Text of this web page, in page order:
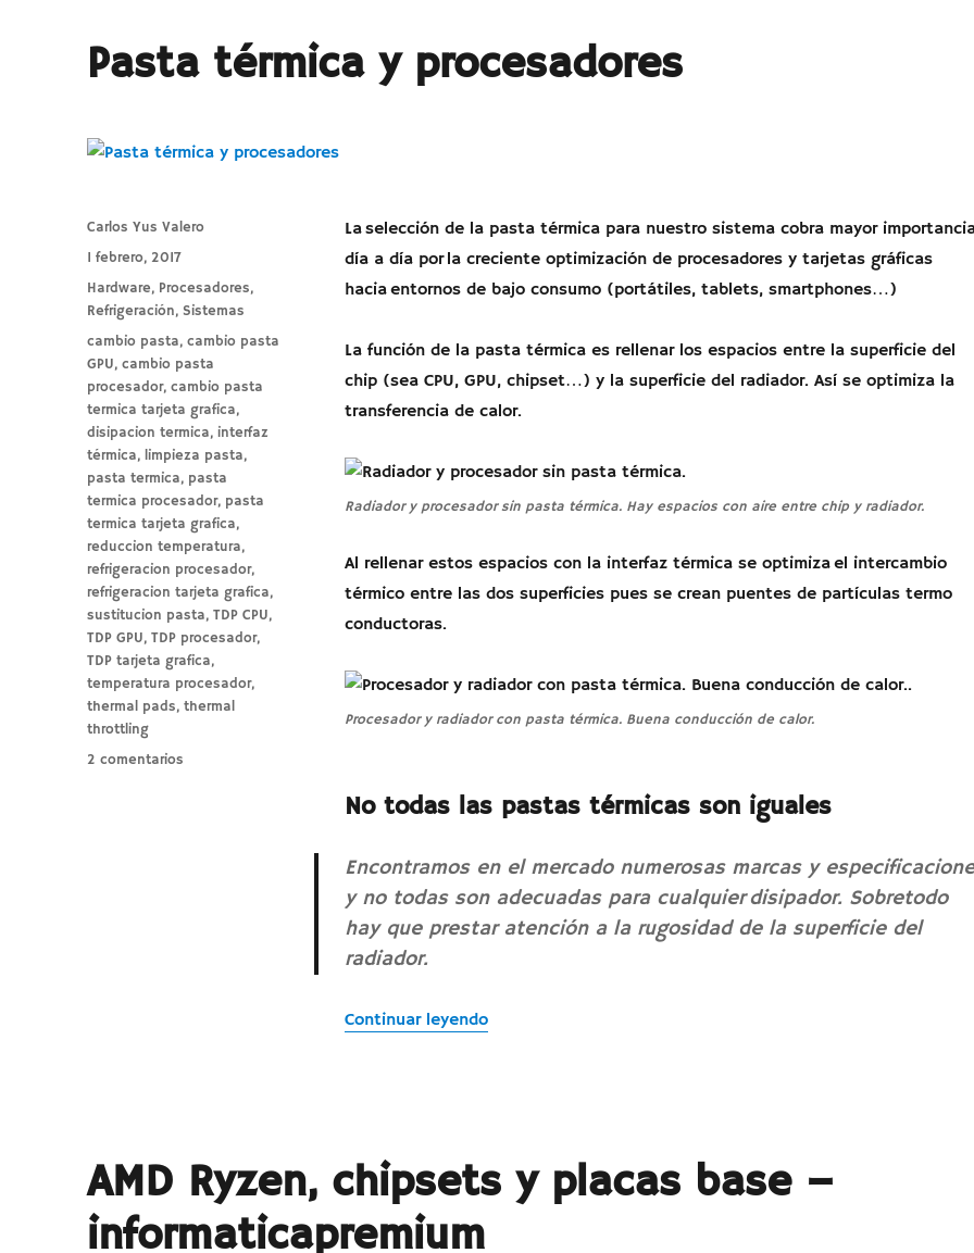
Pasta térmica y procesadores
La selección de la pasta térmica para nuestro sistema cobra mayor
día a día por la creciente optimización de procesadores y tarjetas gráficas
hacia entornos de bajo consumo (portátiles, tablets, smartphones…)
La función de la pasta térmica es rellenar los espacios entre la superficie del
chip (sea CPU, GPU, chipset…) y la superficie del radiador. Así se optimiza la
transferencia de calor.
Radiador y procesador sin pasta térmica. Hay espacios con aire entre chip y radiador.
Al rellenar estos espacios con la interfaz térmica se optimiza el intercambio
térmico entre las dos superficies pues se crean puentes de partículas termo
conductoras.
Procesador y radiador con pasta térmica. Buena conducción de calor.
No todas las pastas térmicas son iguales
Encontramos en el mercado numerosas marcas y
y no todas son adecuadas para cualquier disipador. Sobretodo
hay que prestar atención a la rugosidad de la superficie del
radiador.
Continuar leyendo«Pasta térmica y procesadores»
Autor
Carlos Yus Valero
Publicado
el
1 febrero, 2017
Categorías
Hardware, Procesadores,
Refrigeración,Sistemas
Etiquetas
cambio pasta,cambio pasta
GPU,cambio pasta
procesador,cambio pasta
termica tarjeta grafica,
disipacion termica,interfaz
térmica,limpieza pasta,
pasta termica, pasta
termica procesador, pasta
termica tarjeta grafica,
reduccion temperatura,
refrigeracion procesador,
refrigeracion tarjeta grafica,
sustitucion pasta,TDP CPU,
TDP GPU,TDP procesador,
TDP tarjeta grafica,
temperatura procesador,
thermal pads,thermal
throttling
2 comentarios
AMD Ryzen, chipsets y placas base –
informaticapremium